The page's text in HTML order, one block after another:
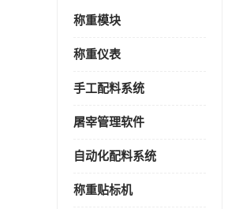
称重模块
称重仪表
手工配料系统
屠宰管理软件
自动化配料系统
称重贴标机